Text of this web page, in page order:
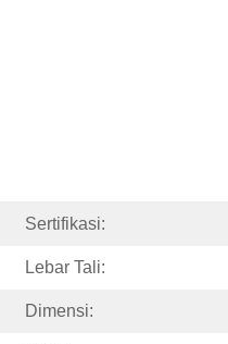
Sertifikasi:
Lebar Tali:
Dimensi: